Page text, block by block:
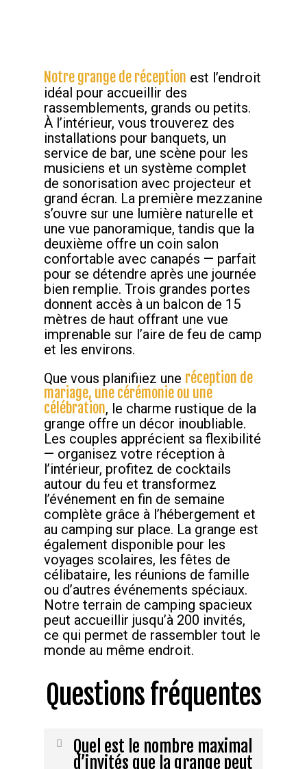
Notre grange de réception est l’endroit
idéal pour accueillir des
rassemblements, grands ou petits.
À l’intérieur, vous trouverez des
installations pour banquets, un
service de bar, une scène pour les
musiciens et un système complet
de sonorisation avec projecteur et
grand écran. La première mezzanine
s’ouvre sur une lumière naturelle et
une vue panoramique, tandis que la
deuxième offre un coin salon
confortable avec canapés — parfait
pour se détendre après une journée
bien remplie. Trois grandes portes
donnent accès à un balcon de 15
mètres de haut offrant une vue
imprenable sur l’aire de feu de camp
et les environs.
Que vous planifiiez une réception de
mariage, une cérémonie ou une
célébration, le charme rustique de la
grange offre un décor inoubliable.
Les couples apprécient sa flexibilité
— organisez votre réception à
l’intérieur, profitez de cocktails
autour du feu et transformez
l’événement en fin de semaine
complète grâce à l’hébergement et
au camping sur place. La grange est
également disponible pour les
voyages scolaires, les fêtes de
célibataire, les réunions de famille
ou d’autres événements spéciaux.
Notre terrain de camping spacieux
peut accueillir jusqu’à 200 invités,
ce qui permet de rassembler tout le
monde au même endroit.
Questions fréquentes
Quel est le nombre maximal
d’invités que la grange peut